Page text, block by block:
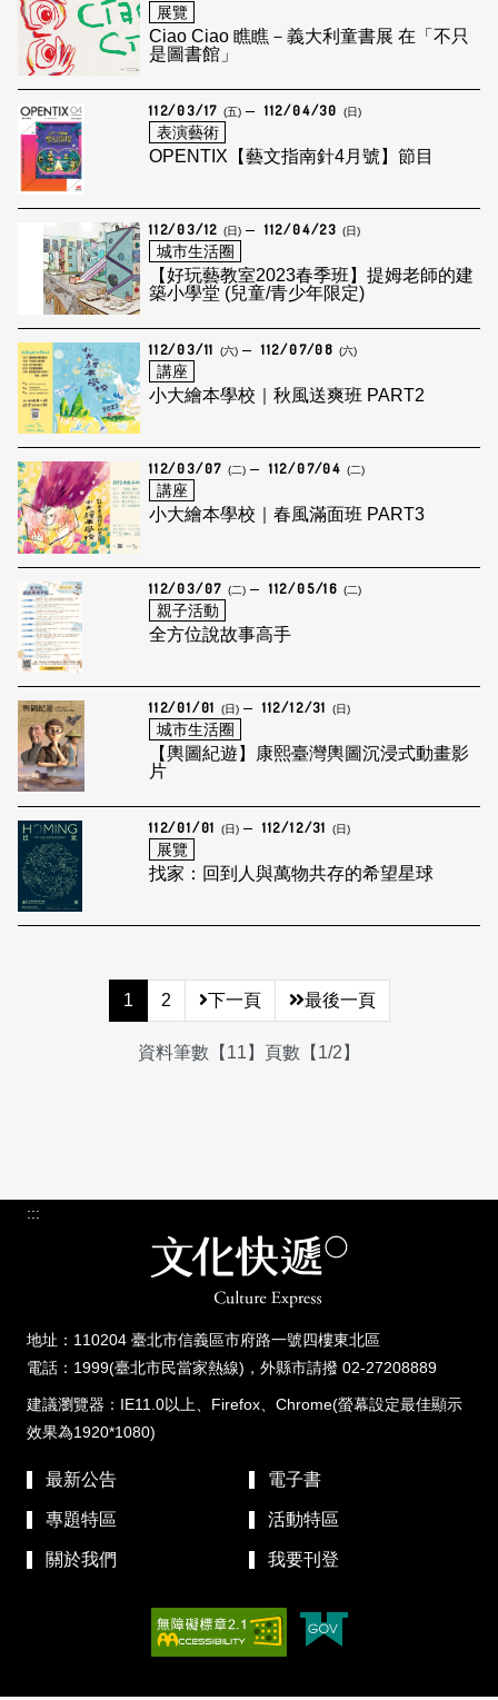
展覽
Ciao Ciao 瞧瞧－義大利童書展 在「不只
是圖書館」
112/03/17 (五) 112/04/30 (日)
表演藝術
OPENTIX【藝文指南針4月號】節目
112/03/12 (日) 112/04/23 (日)
城市生活圈
【好玩藝教室2023春季班】提姆老師的建
築小學堂 (兒童/青少年限定)
112/03/11 (六) 112/07/08 (六)
講座
小大繪本學校｜秋風送爽班 PART2
112/03/07 (二) 112/07/04 (二)
講座
小大繪本學校｜春風滿面班 PART3
112/03/07 (二) 112/05/16 (二)
親子活動
全方位說故事高手
112/01/01 (日) 112/12/31 (日)
城市生活圈
【輿圖紀遊】康熙臺灣輿圖沉浸式動畫影
片
112/01/01 (日) 112/12/31 (日)
展覽
找家：回到人與萬物共存的希望星球
1 2 下一頁 最後一頁
資料筆數【11】頁數【1/2】
:::
地址：110204 臺北市信義區市府路一號四樓東北區
電話：1999(臺北市民當家熱線)，外縣市請撥 02-27208889
建議瀏覽器：IE11.0以上、Firefox、Chrome(螢幕設定最佳顯示
效果為1920*1080)
最新公告 電子書
專題特區 活動特區
關於我們 我要刊登